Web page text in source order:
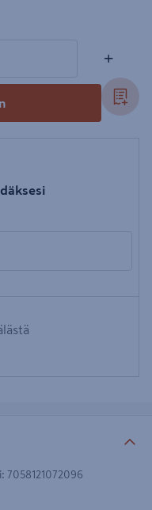
+
: 7058121072096